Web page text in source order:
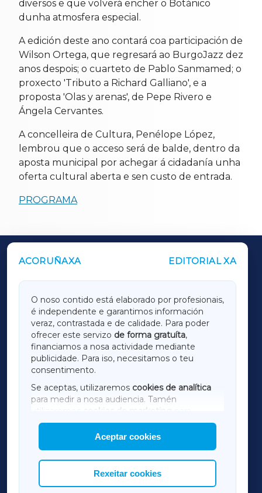
diversos e que volverá encher o Botánico
dunha atmosfera especial.
A edición deste ano contará coa participación de
Wilson Ortega, que regresará ao BurgoJazz dez
anos despois; o cuarteto de Pablo Sanmamed; o
proxecto 'Tributo a Richard Galliano', e a
proposta 'Olas y arenas', de Pepe Rivero e
Ángela Cervantes.
A concelleira de Cultura, Penélope López,
lembrou que o acceso será de balde, dentro da
aposta municipal por achegar á cidadanía unha
oferta cultural aberta e sen custo de entrada.
PROGRAMA
ACORUÑAXA EDITORIAL XA
O noso contido está elaborado por profesionais,
é independente e garantimos información
veraz, contrastada e de calidade. Para poder
ofrecer este servizo de forma gratuíta,
financiamos a nosa actividade mediante
publicidade. Para iso, necesitamos o teu
consentimento.
Se aceptas, utilizaremos cookies de analítica
para medir a nosa audiencia. Tamén
utilizaremos
cookies de marketing
mostrar publicidade de terceiros.
Así mesmo, podes personalizar a elección das
cookies que desexas permitir.
Aceptar cookies
Rexeitar cookies
OUTROS PERIÓDICOS
LUGOXA
TERRACHAXA
AMARIÑAXA
RIBEIRASACRAXA
ACORUÑAXA